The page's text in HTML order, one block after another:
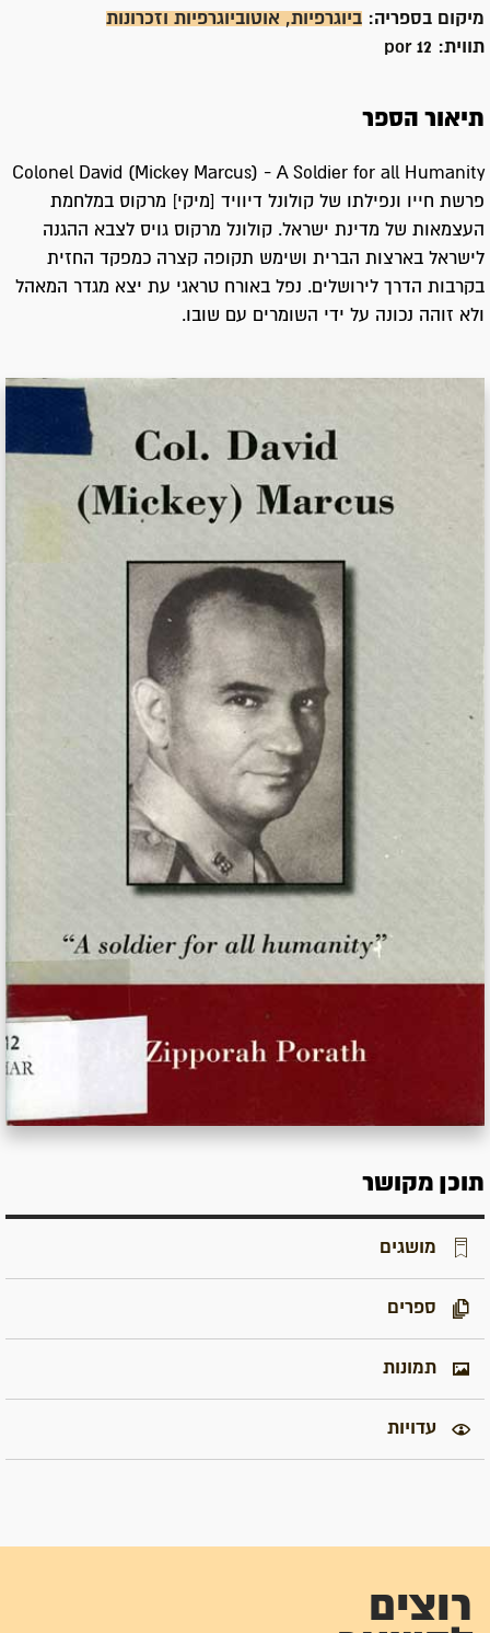
מיקום בספריה: ביוגרפיות, אוטוביוגרפיות וזכרונות
תווית: 12 por
תיאור הספר
Colonel David (Mickey Marcus) - A Soldier for all Humanity
פרשת חייו ונפילתו של קולונל דיוויד [מיקי] מרקוס במלחמת
העצמאות של מדינת ישראל. קולונל מרקוס גויס לצבא ההגנה
לישראל בארצות הברית ושימש תקופה קצרה כמפקד החזית
בקרבות הדרך לירושלים. נפל באורח טראגי עת יצא מגדר המאהל
ולא זוהה נכונה על ידי השומרים עם שובו.
תוכן מקושר
מושגים
ספרים
תמונות
עדויות
רוצים